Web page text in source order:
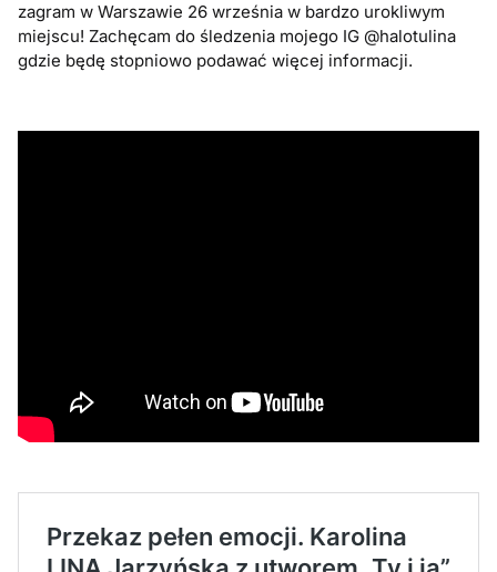
zagram w Warszawie 26 września w bardzo urokliwym
miejscu! Zachęcam do śledzenia mojego IG @halotulina
gdzie będę stopniowo podawać więcej informacji.